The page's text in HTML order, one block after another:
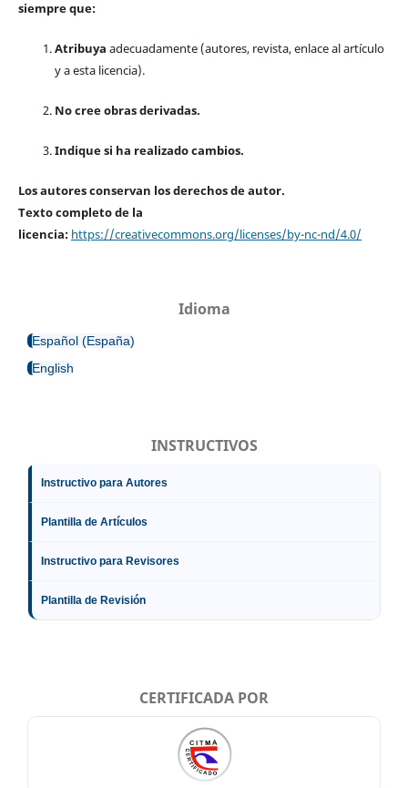
siempre que:
Atribuya adecuadamente (autores, revista, enlace al artículo
y a esta licencia).
No cree obras derivadas.
Indique si ha realizado cambios.
Los autores conservan los derechos de autor.
Texto completo de la
licencia: https://creativecommons.org/licenses/by-nc-nd/4.0/
Idioma
Español (España)
English
INSTRUCTIVOS
Instructivo para Autores
Plantilla de Artículos
Instructivo para Revisores
Plantilla de Revisión
CERTIFICADA POR